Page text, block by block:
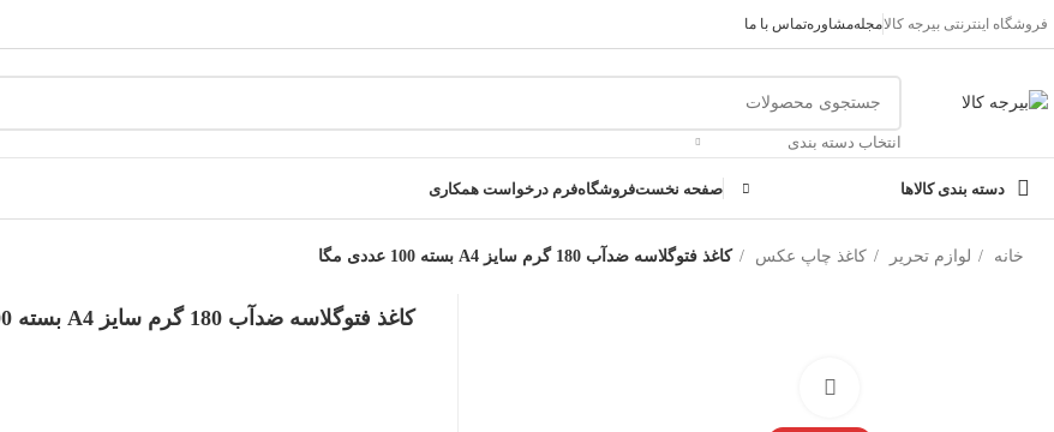
فروشگاه اینترنتی بیرجه کالامجلهمشاورهتماس با ما
انتخاب دسته بندی
دسته بندی کالاها صفحه نخستفروشگاهفرم درخواست همکاری
خانه لوازم تحریر کاغذ چاپ عکس کاغذ فتوگلاسه ضدآب 180 گرم سایز A4 بسته 100 عددی مگا
کاغذ فتوگلاسه ضدآب 180 گرم سایز A4 بسته 100 عددی مگا